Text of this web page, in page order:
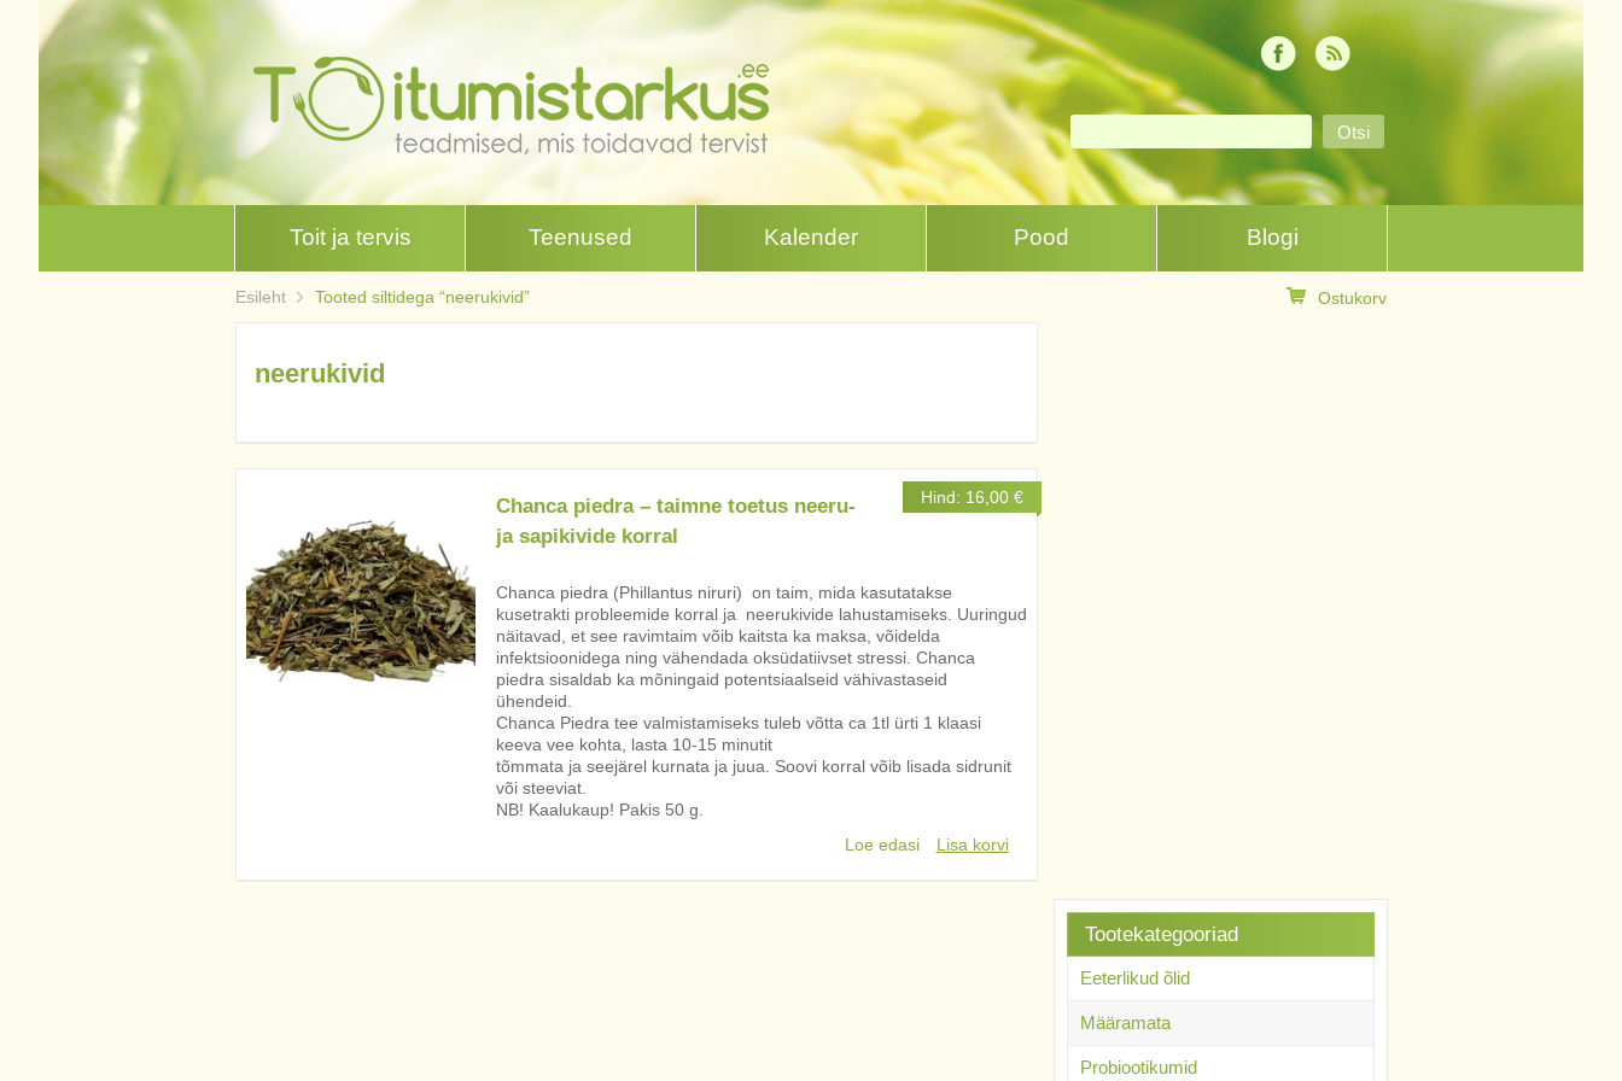
Toit ja tervis Teenused Kalender Pood Blogi
Esileht Tooted siltidega “neerukivid” Ostukorv
neerukivid
Chanca piedra – taimne toetus neeru-
ja sapikivide korral
Hind: 16,00 €
Chanca piedra (Phillantus niruri) on taim, mida kasutatakse
kusetrakti probleemide korral ja neerukivide lahustamiseks. Uuringud
näitavad, et see ravimtaim võib kaitsta ka maksa, võidelda
infektsioonidega ning vähendada oksüdatiivset stressi. Chanca
piedra sisaldab ka mõningaid potentsiaalseid vähivastaseid
ühendeid.
Chanca Piedra tee valmistamiseks tuleb võtta ca 1tl ürti 1 klaasi
keeva vee kohta, lasta 10-15 minutit
tõmmata ja seejärel kurnata ja juua. Soovi korral võib lisada sidrunit
või steeviat.
NB! Kaalukaup! Pakis 50 g.
Loe edasi
Lisa korvi
Tootekategooriad
Eeterlikud õlid
Määramata
Probiootikumid